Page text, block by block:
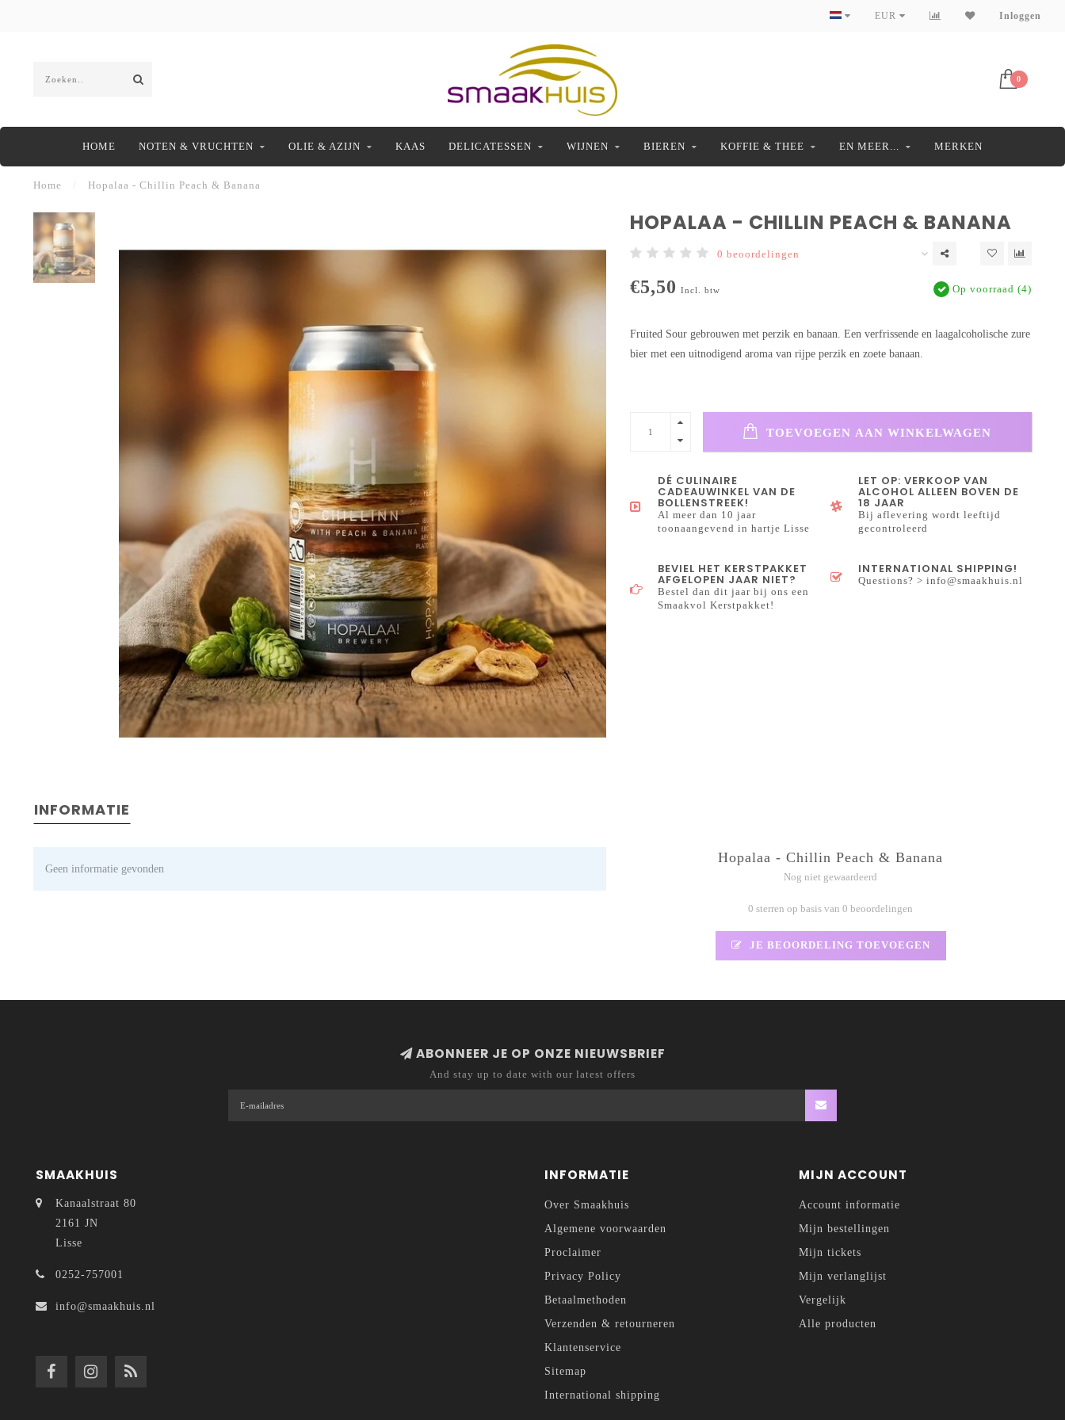
EUR Inloggen
0
HOME NOTEN & VRUCHTEN OLIE & AZIJN KAAS DELICATESSEN WIJNEN BIEREN KOFFIE & THEE EN MEER... MERKEN
Home Hopalaa - Chillin Peach & Banana
HOPALAA - CHILLIN PEACH & BANANA
0 beoordelingen
€5,50 Incl. btw Op voorraad (4)
Fruited Sour gebrouwen met perzik en banaan. Een verfrissende en laagalcoholische zure
bier met een uitnodigend aroma van rijpe perzik en zoete banaan.
TOEVOEGEN AAN WINKELWAGEN
DÉ CULINAIRE
CADEAUWINKEL VAN DE
BOLLENSTREEK!
Al meer dan 10 jaar
toonaangevend in hartje Lisse
LET OP: VERKOOP VAN
ALCOHOL ALLEEN BOVEN DE
18 JAAR
Bij aflevering wordt leeftijd
gecontroleerd
BEVIEL HET KERSTPAKKET
AFGELOPEN JAAR NIET?
Bestel dan dit jaar bij ons een
Smaakvol Kerstpakket!
INTERNATIONAL SHIPPING!
Questions? >info@smaakhuis.nl
INFORMATIE
Geen informatie gevonden
Hopalaa - Chillin Peach & Banana
Nog niet gewaardeerd
0 sterren op basis van 0 beoordelingen
JE BEOORDELING TOEVOEGEN
ABONNEER JE OP ONZE NIEUWSBRIEF
And stay up to date with our latest offers
SMAAKHUIS
Kanaalstraat 80
2161 JN
Lisse
0252-757001
info@smaakhuis.nl
INFORMATIE
Over Smaakhuis
Algemene voorwaarden
Proclaimer
Privacy Policy
Betaalmethoden
Verzenden & retourneren
Klantenservice
Sitemap
International shipping
MIJN ACCOUNT
Account informatie
Mijn bestellingen
Mijn tickets
Mijn verlanglijst
Vergelijk
Alle producten